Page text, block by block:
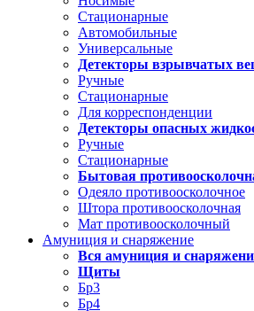
Стационарные
Автомобильные
Универсальные
Детекторы взрывчатых
Ручные
Стационарные
Для корреспонденции
Детекторы опасных
Ручные
Стационарные
Бытовая
Одеяло противоосколочное
Штора противоосколочная
Мат противоосколочный
Амуниция и снаряжение
Вся амуниция и
Щиты
Бр3
Бр4